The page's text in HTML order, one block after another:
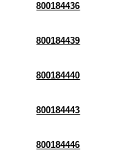
800184436
800184439
800184440
800184443
800184446